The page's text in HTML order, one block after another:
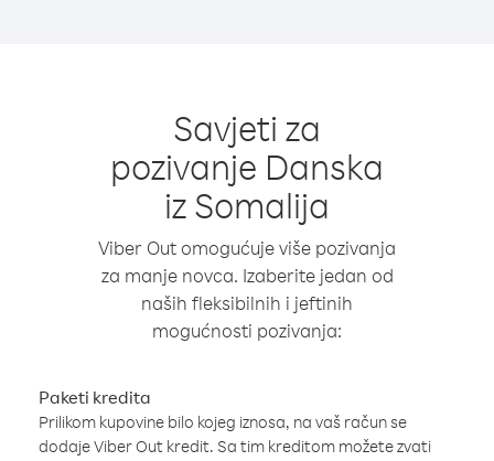
Savjeti za
pozivanje Danska
iz Somalija
Viber Out omogućuje više pozivanja
za manje novca. Izaberite jedan od
naših fleksibilnih i jeftinih
mogućnosti pozivanja:
Paketi kredita
Prilikom kupovine bilo kojeg iznosa, na vaš račun se
dodaje Viber Out kredit. Sa tim kreditom možete zvati